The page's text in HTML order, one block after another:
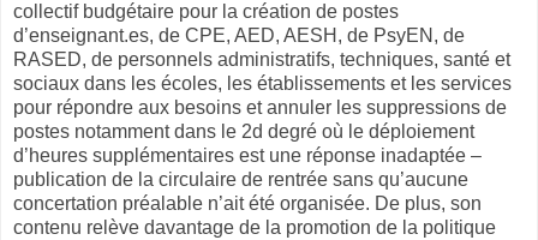
collectif budgétaire pour la création de postes
d’enseignant.es, de CPE, AED, AESH, de PsyEN, de
RASED, de personnels administratifs, techniques, santé et
sociaux dans les écoles, les établissements et les services
pour répondre aux besoins et annuler les suppressions de
postes notamment dans le 2d degré où le déploiement
d’heures supplémentaires est une réponse inadaptée –
publication de la circulaire de rentrée sans qu’aucune
concertation préalable n’ait été organisée. De plus, son
contenu relève davantage de la promotion de la politique